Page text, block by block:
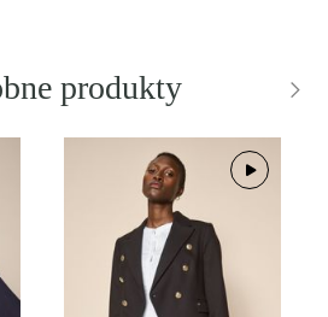
produkty